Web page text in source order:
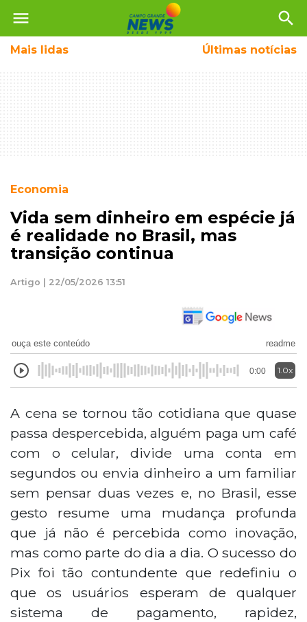
menu search
Mais lidas Últimas notícias
Economia
Vida sem dinheiro em espécie já
é realidade no Brasil, mas
transição continua
Artigo | 22/05/2026 13:51
ouça este conteúdo readme
0:00 1.0x
A cena se tornou tão cotidiana que quase
passa despercebida, alguém paga um café
com o celular, divide uma conta em
segundos ou envia dinheiro a um familiar
sem pensar duas vezes e, no Brasil, esse
gesto resume uma mudança profunda
que já não é percebida como inovação,
mas como parte do dia a dia. O sucesso do
Pix foi tão contundente que redefiniu o
que os usuários esperam de qualquer
sistema de pagamento, rapidez,